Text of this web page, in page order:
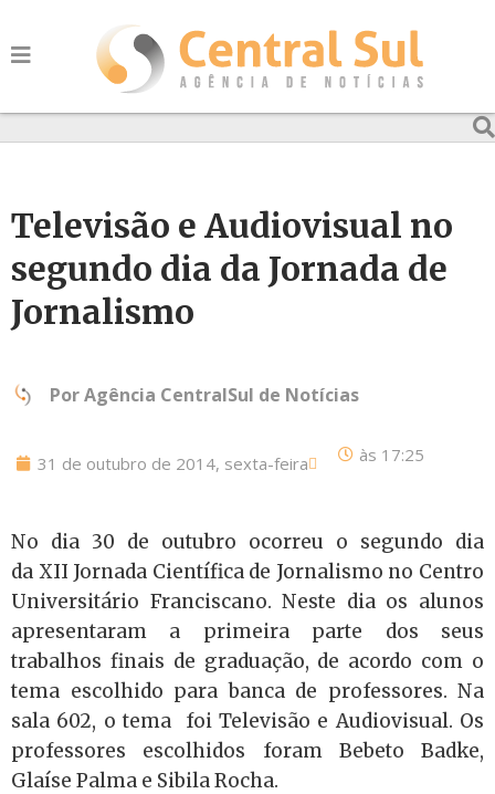
Televisão e Audiovisual no
segundo dia da Jornada de
Jornalismo
PorAgência CentralSul de Notícias
31 de outubro de 2014, sexta-feira às 17:25
No dia 30 de outubro ocorreu o segundo dia
da XII Jornada Científica de Jornalismo no Centro
Universitário Franciscano. Neste dia os alunos
apresentaram a primeira parte dos seus
trabalhos finais de graduação, de acordo com o
tema escolhido para banca de professores. Na
sala 602, o tema foi Televisão e Audiovisual. Os
professores escolhidos foram Bebeto Badke,
Glaíse Palma e Sibila Rocha.